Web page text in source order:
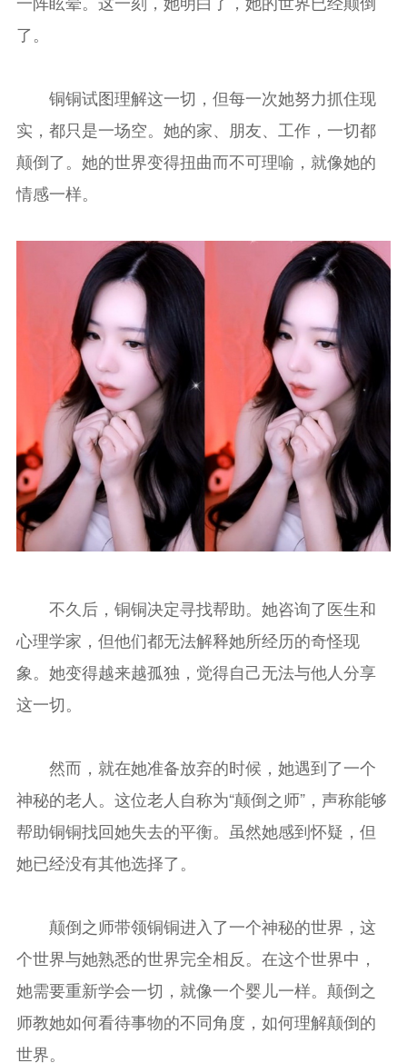
了。
铜铜试图理解这一切，但每一次她努力抓住现
实，都只是一场空。她的家、朋友、工作，一切都
颠倒了。她的世界变得扭曲而不可理喻，就像她的
情感一样。
不久后，铜铜决定寻找帮助。她咨询了医生和
心理学家，但他们都无法解释她所经历的奇怪现
象。她变得越来越孤独，觉得自己无法与他人分享
这一切。
然而，就在她准备放弃的时候，她遇到了一个
神秘的老人。这位老人自称为“颠倒之师”，声称能够
帮助铜铜找回她失去的平衡。虽然她感到怀疑，但
她已经没有其他选择了。
颠倒之师带领铜铜进入了一个神秘的世界，这
个世界与她熟悉的世界完全相反。在这个世界中，
她需要重新学会一切，就像一个婴儿一样。颠倒之
师教她如何看待事物的不同角度，如何理解颠倒的
世界。